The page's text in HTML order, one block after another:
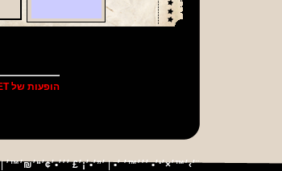
הופעות של JACKET להקת ג"אקט
׳›׳™׳×׳‘׳• ׳׳׳™׳ ׳• |׳”׳•׳¡׳£ ׳׳׳•׳¢׳“׳₪׳™׳| ׳₪׳¨׳¡׳ ׳‘׳׳×׳¨